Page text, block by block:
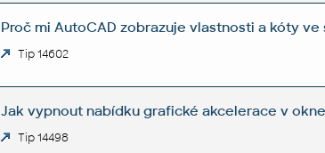
Proč mi AutoCAD zobrazuje vlastnosti a kóty ve
Tip 14602
Jak vypnout nabídku grafické akcelerace v
Tip 14498